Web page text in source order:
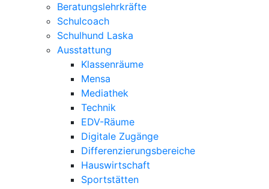
Beratungslehrkräfte
Schulcoach
Schulhund Laska
Ausstattung
Klassenräume
Mensa
Mediathek
Technik
EDV-Räume
Digitale Zugänge
Differenzierungsbereiche
Hauswirtschaft
Sportstätten